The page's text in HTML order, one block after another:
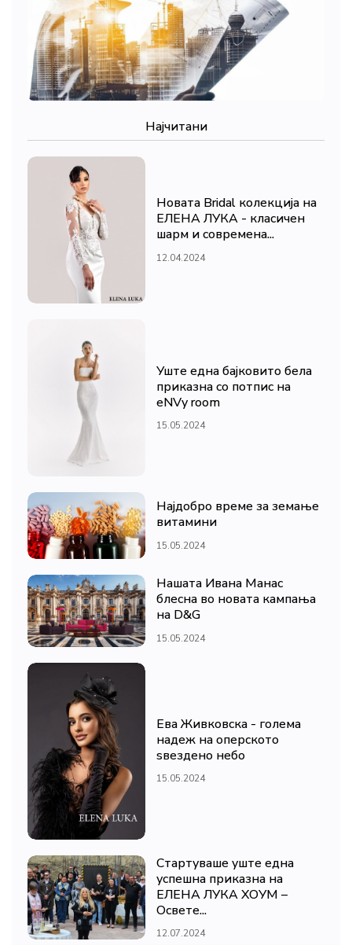
Најчитани
Новата Bridal колекција на
ЕЛЕНА ЛУКА - класичен
шарм и современа...
12.04.2024
Уште една бајковито бела
приказна со потпис на
eNVy room
15.05.2024
Најдобро време за земање
витамини
15.05.2024
Нашата Ивана Манас
блесна во новата кампања
на D&G
15.05.2024
Ева Живковска - голема
надеж на оперското
ѕвездено небо
15.05.2024
Стартуваше уште една
успешна приказна на
ЕЛЕНА ЛУКА ХОУМ –
Освете...
12.07.2024